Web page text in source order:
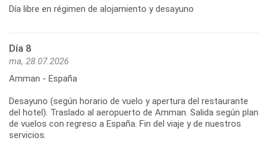
Día libre en régimen de alojamiento y desayuno
Día 8
ma, 28.07.2026
Amman - España
Desayuno (según horario de vuelo y apertura del restaurante
del hotel). Traslado al aeropuerto de Amman. Salida según plan
de vuelos con regreso a España. Fin del viaje y de nuestros
servicios.